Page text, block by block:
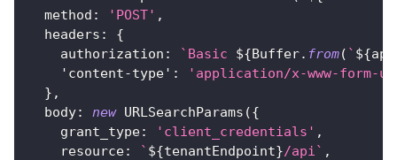
method : 'POST' ,
headers :
{
authorization : ` Basic ${Buffer. from( ` ${
'content-type' :
'application/x-www-form-
} ,
body: new URLSearchParams ({
grant_type: 'client_credentials' ,
resource: ` ${tenantEndpoint}/api` ,